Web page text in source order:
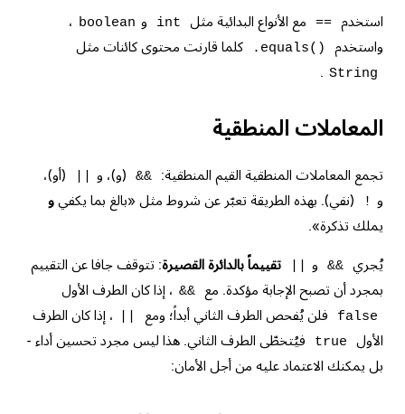
استخدم == مع الأنواع البدائية مثل int و boolean ،
واستخدم
.equals() كلما قارنت محتوى كائنات مثل
String
.
المعاملات المنطقية
تجمع المعاملات المنطقية القيم المنطقية: && (و)، و
(أو)،
و ! (نفي). بهذه الطريقة تعبّر عن شروط مثل «بالغ بما يكفي و
يملك تذكرة».
يُجري && و تقييماً بالدائرة القصيرة: تتوقف جافا عن التقييم
بمجرد أن تصبح الإجابة مؤكدة. مع
&& ، إذا كان الطرف الأول
false فلن يُفحص الطرف الثاني أبداً؛ ومع
، إذا كان الطرف
الأول
true
فيُتخطّى الطرف الثاني. هذا ليس مجرد تحسين أداء -
بل يمكنك الاعتماد عليه من أجل الأمان: